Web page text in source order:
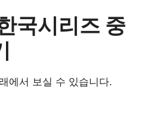
국시리즈 중
에서 보실 수 있습니다.